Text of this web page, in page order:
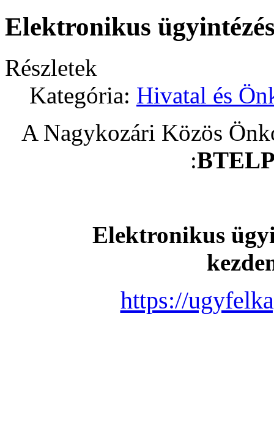
Elektronikus
Részletek
Kategória: Hivatal és
A Nagykozári Közös
:
Elektronikus
https://